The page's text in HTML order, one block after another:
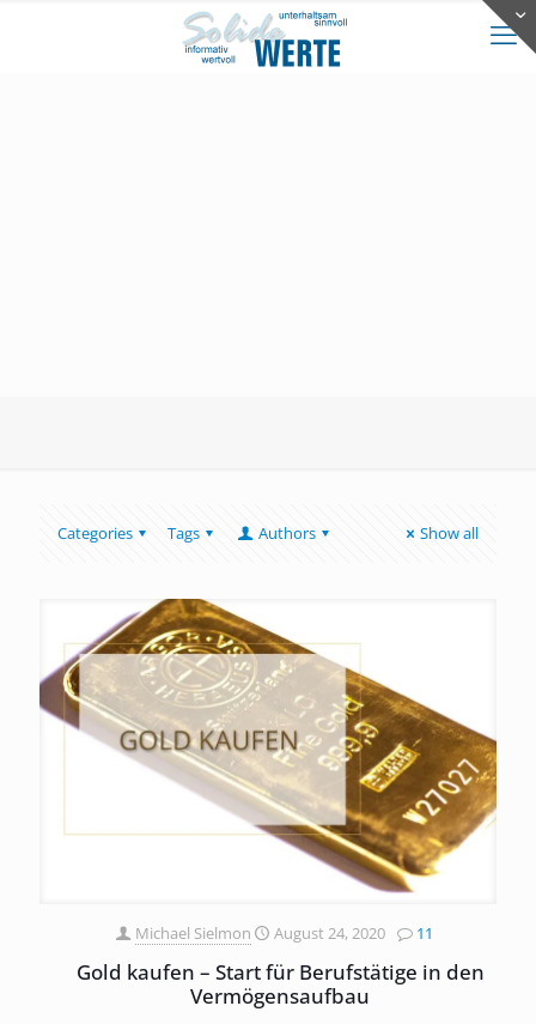
Categories Tags Authors Show all
Michael Sielmon August 24, 2020 11
Gold kaufen – Start für Berufstätige in den
Vermögensaufbau